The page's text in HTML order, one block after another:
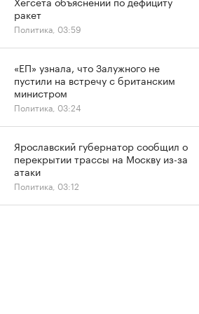
ракет
Политика, 03:59
«ЕП» узнала, что Залужного не
пустили на встречу с британским
министром
Политика, 03:24
Ярославский губернатор сообщил о
перекрытии трассы на Москву из-за
атаки
Политика, 03:12